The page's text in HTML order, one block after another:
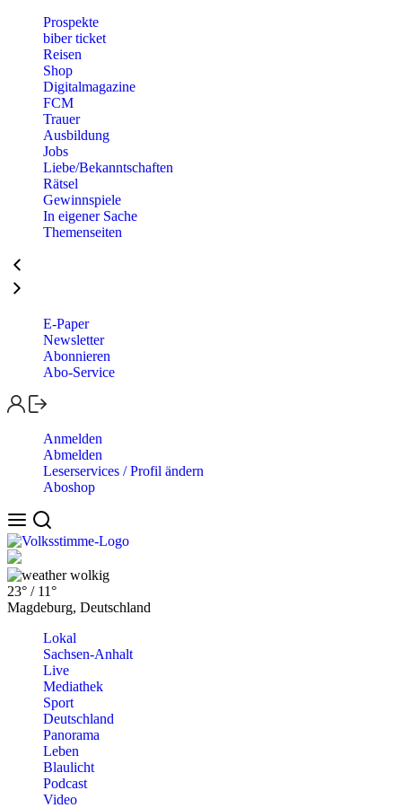
Prospekte
biber ticket
Reisen
Shop
Digitalmagazine
FCM
Trauer
Ausbildung
Jobs
Liebe/Bekanntschaften
Rätsel
Gewinnspiele
In eigener Sache
Themenseiten
E-Paper
Newsletter
Abonnieren
Abo-Service
Anmelden
Abmelden
Leserservices / Profil ändern
Aboshop
wolkig
23° / 11°
Magdeburg, Deutschland
Lokal
Sachsen-Anhalt
Live
Mediathek
Sport
Deutschland
Panorama
Leben
Blaulicht
Podcast
Video